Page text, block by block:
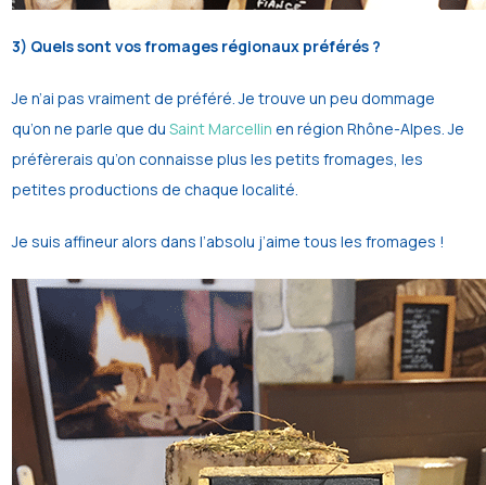
3) Quels sont vos fromages régionaux préférés ?
Je n’ai pas vraiment de préféré. Je trouve un peu dommage
qu’on ne parle que duSaint Marcellin en région Rhône-Alpes. Je
préfèrerais qu’on connaisse plus les petits fromages, les
petites productions de chaque localité.
Je suis affineur alors dans l’absolu j’aime tous les fromages !